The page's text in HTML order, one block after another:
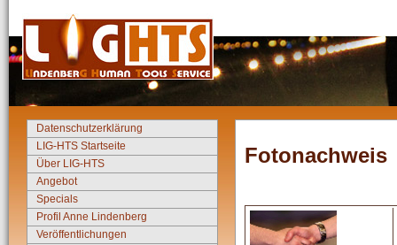
Datenschutzerklärung
LIG-HTS Startseite
Über LIG-HTS
Angebot
Specials
Profil Anne Lindenberg
Veröffentlichungen
Fotonachweis